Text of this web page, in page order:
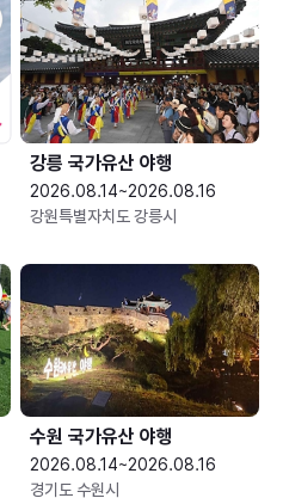
강릉 국가유산 야행
2026.08.14~2026.08.16
강원특별자치도 강릉시
수원 국가유산 야행
2026.08.14~2026.08.16
경기도 수원시